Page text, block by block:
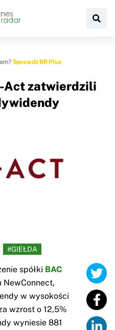
Sprawdź BR Plus
Act zatwierdzili
#GIEŁDA
spółki BAC
NewConnect,
w wysokości
wzrost o 12,5%
wyniesie 881